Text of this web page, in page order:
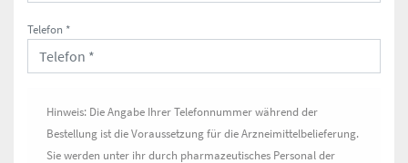
Telefon *
Hinweis: Die Angabe Ihrer Telefonnummer während der
Bestellung ist die Voraussetzung für die Arzneimittelbelieferung.
Sie werden unter ihr durch pharmazeutisches Personal der